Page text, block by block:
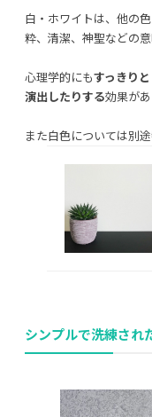
白・ホワイトは、他の
粋、清潔、神聖などの意
心理学的にもすっきり
演出したりする効果があ
また白色については別
シンプルで洗練され